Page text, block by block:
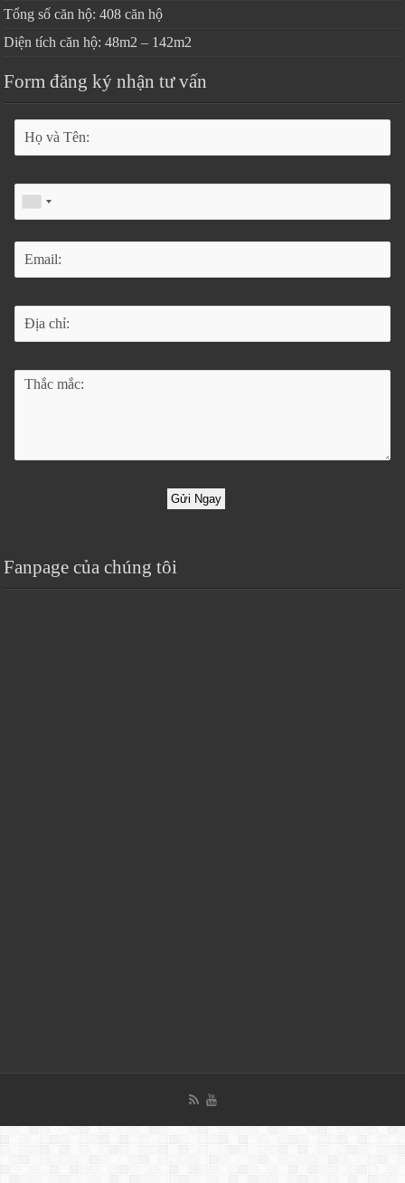
Tổng số căn hộ: 408 căn hộ
Diện tích căn hộ: 48m2 – 142m2
Form đăng ký nhận tư vấn
Gửi Ngay
Fanpage của chúng tôi